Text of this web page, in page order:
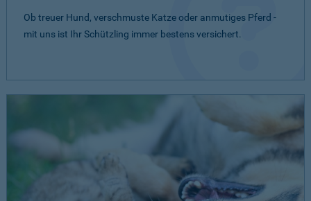
Ob treuer Hund, verschmuste Katze oder anmutiges Pferd -
mit uns ist Ihr Schützling immer bestens versichert.